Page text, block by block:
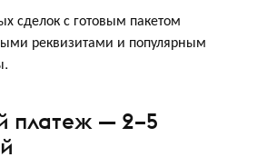
сделок с готовым пакетом
реквизитами и популярным
платеж — 2–5